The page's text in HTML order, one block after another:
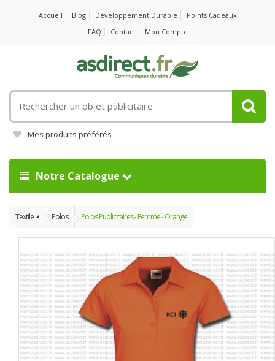
Accueil Blog Développement Durable
Points Cadeaux
FAQ
Contact Mon Compte
un
objet
publicitaire
Mes produits préférés
Notre Catalogue
Textile Polos Polos Publicitaires - Femme - Orange